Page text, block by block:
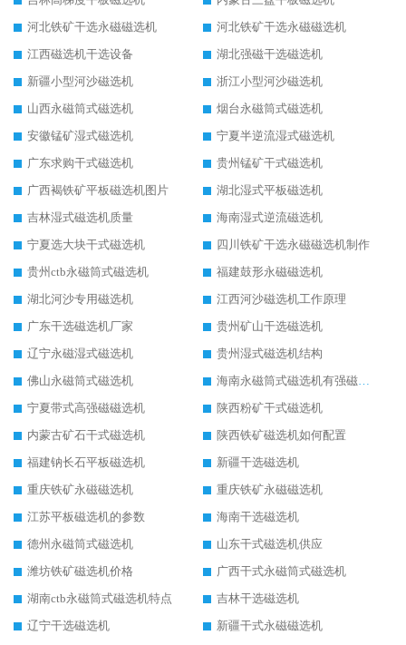
河北铁矿干选永磁磁选机
河北铁矿干选永磁磁选机
江西磁选机干选设备
湖北强磁干选磁选机
新疆小型河沙磁选机
浙江小型河沙磁选机
山西永磁筒式磁选机
烟台永磁筒式磁选机
安徽锰矿湿式磁选机
宁夏半逆流湿式磁选机
广东求购干式磁选机
贵州锰矿干式磁选机
广西褐铁矿平板磁选机图片
湖北湿式平板磁选机
吉林湿式磁选机质量
海南湿式逆流磁选机
宁夏选大块干式磁选机
四川铁矿干选永磁磁选机制作
贵州ctb永磁筒式磁选机
福建鼓形永磁磁选机
湖北河沙专用磁选机
江西河沙磁选机工作原理
广东干选磁选机厂家
贵州矿山干选磁选机
辽宁永磁湿式磁选机
贵州湿式磁选机结构
佛山永磁筒式磁选机
海南永磁筒式磁选机有强磁的吗
宁夏带式高强磁磁选机
陕西粉矿干式磁选机
内蒙古矿石干式磁选机
陕西铁矿磁选机如何配置
福建钠长石平板磁选机
新疆干选磁选机
重庆铁矿永磁磁选机
重庆铁矿永磁磁选机
江苏平板磁选机的参数
海南干选磁选机
德州永磁筒式磁选机
山东干式磁选机供应
潍坊铁矿磁选机价格
广西干式永磁筒式磁选机
湖南ctb永磁筒式磁选机特点
吉林干选磁选机
辽宁干选磁选机
新疆干式永磁磁选机